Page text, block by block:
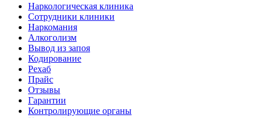
Наркологическая клиника
Сотрудники клиники
Наркомания
Алкоголизм
Вывод из запоя
Кодирование
Рехаб
Прайс
Отзывы
Гарантии
Контролирующие органы